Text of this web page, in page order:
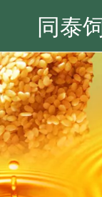
同泰
关于我们